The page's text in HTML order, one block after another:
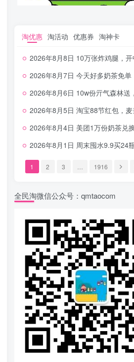
淘优惠 淘活动 优惠券 淘神卡
2026年8月8日 10万张炸鸡腿，开中行超给利，美团奶茶0.01，加油券，千问
2026年8月7日 今天好多奶茶免单，5元农行省钱卡，京东抢0.01沪上，
2026年8月6日 10w份亓气森林送，小红书12元无门槛，中行电费30-10，0元柠
2026年8月5日 淘宝88节红包，麦当劳150万份柠檬水，三万份瑞幸免单，霸王9
2026年8月4日 美团1万份奶茶兑换券，农行5E卡，中行支付超给利，美团领18个冰激凌，小米每
2026年8月1日 周末囤水9.9买24瓶娃哈哈，建行100元京东券，移动5元话费，麦当劳甜筒
1 2 3 1916
全民淘微信公众号：qmtaocom